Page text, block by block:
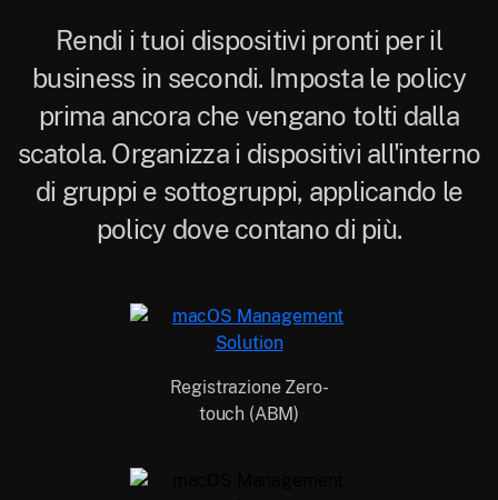
Rendi i tuoi dispositivi pronti per il
business in secondi. Imposta le policy
prima ancora che vengano tolti dalla
scatola. Organizza i dispositivi all'interno
di gruppi e sottogruppi, applicando le
policy dove contano di più.
Registrazione Zero-
touch (ABM)